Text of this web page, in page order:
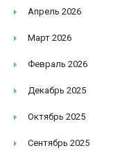
Апрель 2026
Март 2026
Февраль 2026
Декабрь 2025
Октябрь 2025
Сентябрь 2025